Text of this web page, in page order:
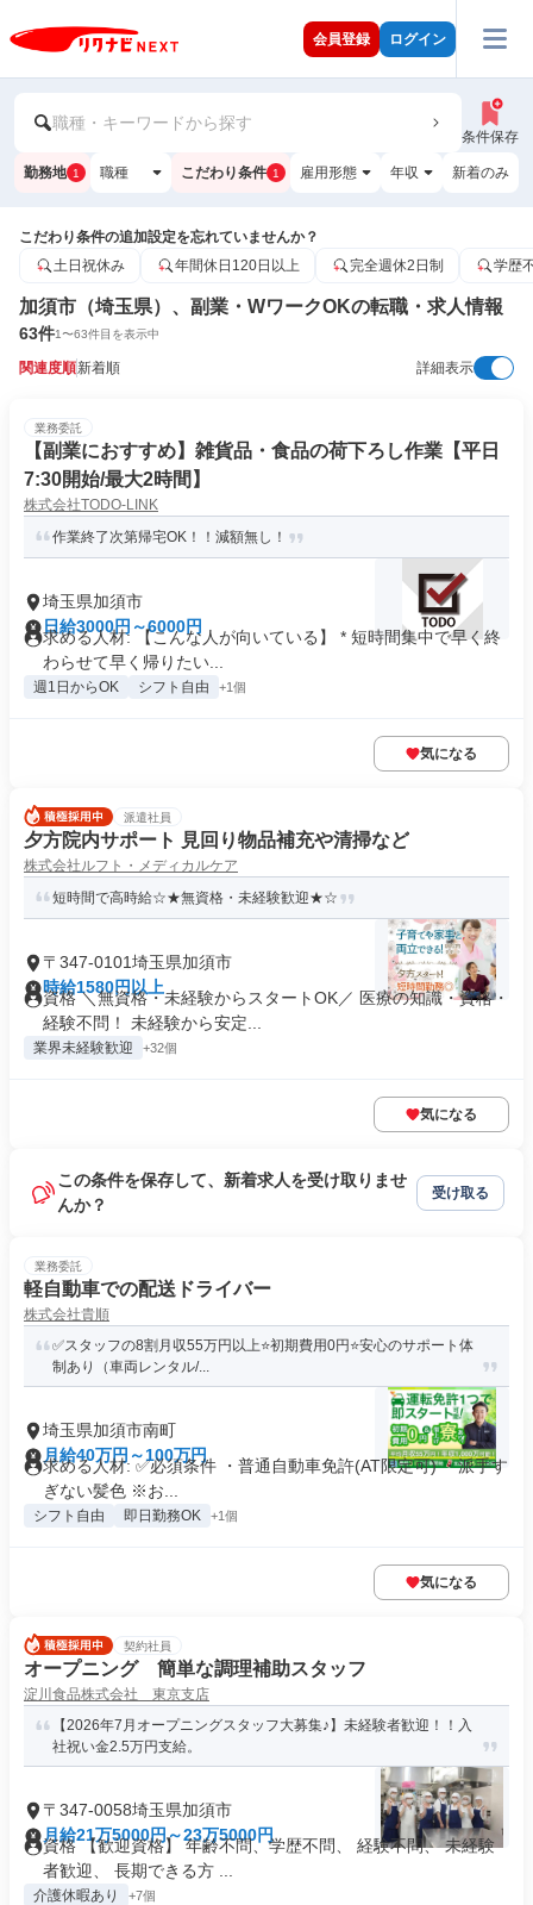
会員登録 ログイン
職種・キーワードから探す
条件保存
勤務地 1 職種 こだわり条件 1 雇用形態 年収 新着のみ
こだわり条件の追加設定を忘れていませんか？
土日祝休み
年間休日120日以上 完全週休2日制 学歴
加須市（埼玉県）、副業・WワークOKの転職・求人情報
63件1〜63件目を表示中
関連度順新着順 詳細表示
業務委託
【副業におすすめ】雑貨品・食品の荷下ろし作業【平日
7:30開始/最大2時間】
株式会社TODO-LINK
作業終了次第帰宅OK！！減額無し！
埼玉県加須市
日給3000円～6000円
求める人材: 【こんな人が向いている】 * 短時間集中で早く終
わらせて早く帰りたい...
週1日からOK シフト自由 +1個
気になる
派遣社員
夕方院内サポート 見回り物品補充や清掃など
株式会社ルフト・メディカルケア
短時間で高時給☆★無資格・未経験歓迎★☆
〒347-0101埼玉県加須市
時給1580円以上
資格 ＼無資格・未経験からスタートOK／ 医療の知識・資格・
経験不問！ 未経験から安定...
業界未経験歓迎 +32個
気になる
この条件を保存して、新着求人を受け取りませ
んか？
受け取る
業務委託
軽自動車での配送ドライバー
株式会社貴順
✅スタッフの8割月収55万円以上⭐️初期費用0円⭐️安心のサポート体
制あり（車両レンタル/...
埼玉県加須市南町
月給40万円～100万円
求める人材: ✅️必須条件 ・普通自動車免許(AT限定可) ・派手す
ぎない髪色 ※お...
シフト自由 即日勤務OK +1個
気になる
契約社員
オープニング 簡単な調理補助スタッフ
淀川食品株式会社 東京支店
【2026年7月オープニングスタッフ大募集♪】未経験者歓迎！！入
社祝い金2.5万円支給。
〒347-0058埼玉県加須市
月給21万5000円～23万5000円
資格 【歓迎資格】 年齢不問、学歴不問、 経験不問、 未経験
者歓迎、 長期できる方 ...
介護休暇あり +7個